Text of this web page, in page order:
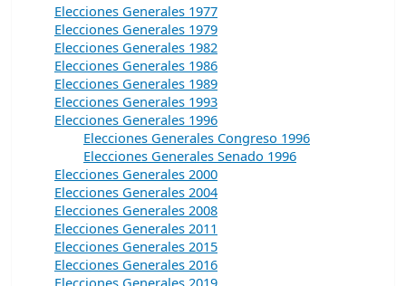
Elecciones Generales 1977
Elecciones Generales 1979
Elecciones Generales 1982
Elecciones Generales 1986
Elecciones Generales 1989
Elecciones Generales 1993
Elecciones Generales 1996
Elecciones Generales Congreso 1996
Elecciones Generales Senado 1996
Elecciones Generales 2000
Elecciones Generales 2004
Elecciones Generales 2008
Elecciones Generales 2011
Elecciones Generales 2015
Elecciones Generales 2016
Elecciones Generales 2019